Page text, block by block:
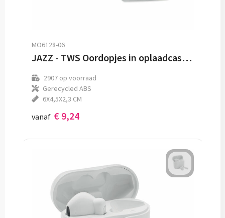
MO6128-06
JAZZ - TWS Oordopjes in oplaadcassette
2907op voorraad
Gerecycled ABS
6X4,5X2,3 CM
vanaf € 9,24